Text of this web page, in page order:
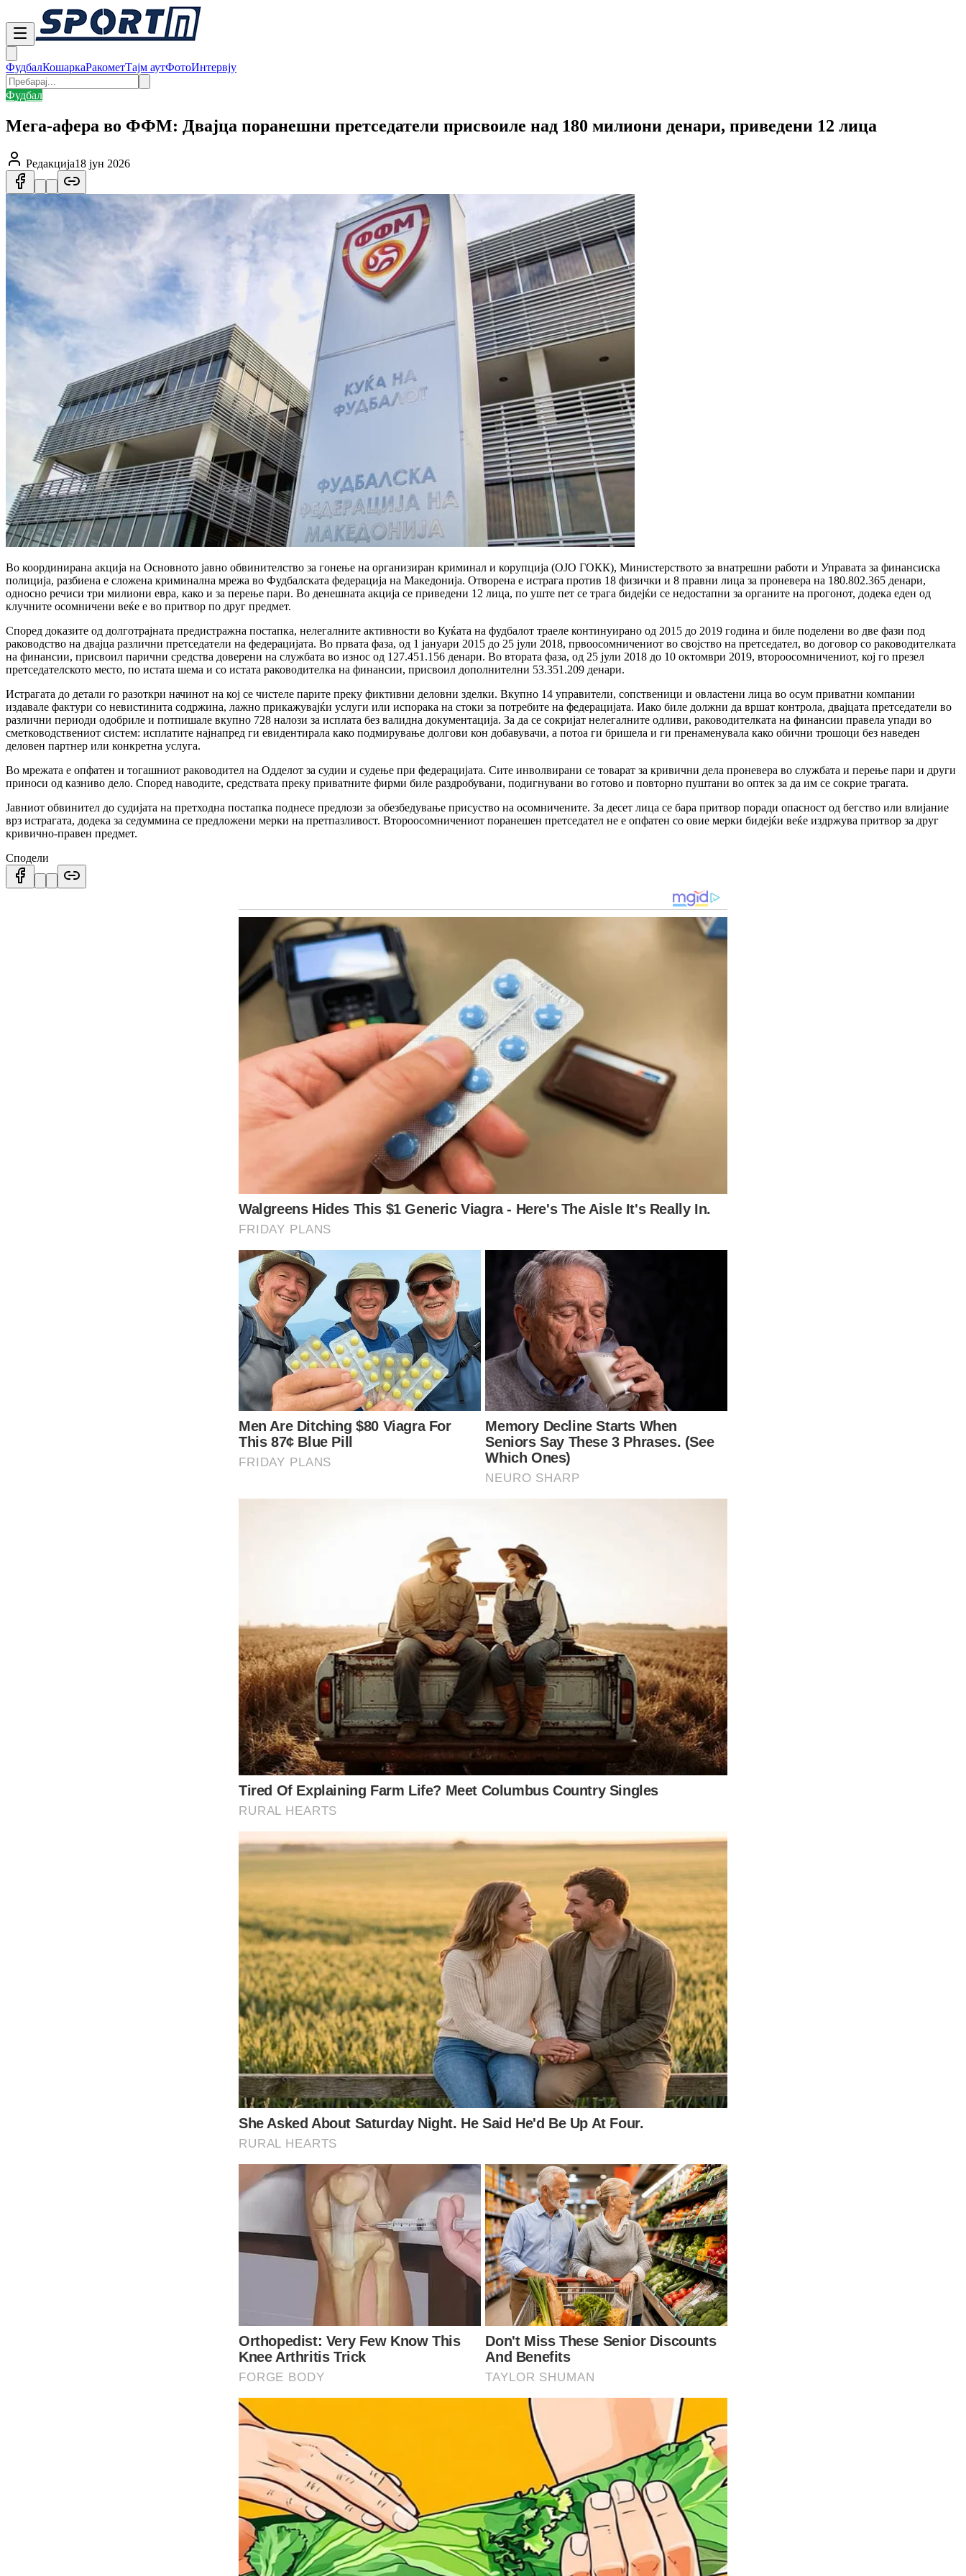
ФудбалКошаркаРакометТајм аутФотоИнтервју
Фудбал
Мега-афера во ФФМ: Двајца поранешни претседатели присвоиле над 180 милиони денари, приведени 12 лица
Редакција18 јун 2026
Во координирана акција на Основното јавно обвинителство за гонење на организиран криминал и корупција (ОЈО ГОКК), Министерството за внатрешни работи и Управата за финансиска
полиција, разбиена е сложена криминална мрежа во Фудбалската федерација на Македонија. Отворена е истрага против 18 физички и 8 правни лица за проневера на 180.802.365 денари,
односно речиси три милиони евра, како и за перење пари. Во денешната акција се приведени 12 лица, по уште пет се трага бидејќи се недостапни за органите на прогонот, додека еден од
клучните осомничени веќе е во притвор по друг предмет.
Според доказите од долготрајната предистражна постапка, нелегалните активности во Куќата на фудбалот траеле континуирано од 2015 до 2019 година и биле поделени во две фази под
раководство на двајца различни претседатели на федерацијата. Во првата фаза, од 1 јануари 2015 до 25 јули 2018, првоосомничениот во својство на претседател, во договор со раководителката
на финансии, присвоил парични средства доверени на службата во износ од 127.451.156 денари. Во втората фаза, од 25 јули 2018 до 10 октомври 2019, второосомничениот, кој го презел
претседателското место, по истата шема и со истата раководителка на финансии, присвоил дополнителни 53.351.209 денари.
Истрагата до детали го разоткри начинот на кој се чистеле парите преку фиктивни деловни зделки. Вкупно 14 управители, сопственици и овластени лица во осум приватни компании
издавале фактури со невистинита содржина, лажно прикажувајќи услуги или испорака на стоки за потребите на федерацијата. Иако биле должни да вршат контрола, двајцата претседатели во
различни периоди одобриле и потпишале вкупно 728 налози за исплата без валидна документација. За да се сокријат нелегалните одливи, раководителката на финансии правела упади во
сметководствениот систем: исплатите најнапред ги евидентирала како подмирување долгови кон добавувачи, а потоа ги бришела и ги пренаменувала како обични трошоци без наведен
деловен партнер или конкретна услуга.
Во мрежата е опфатен и тогашниот раководител на Одделот за судии и судење при федерацијата. Сите инволвирани се товарат за кривични дела проневера во службата и перење пари и други
приноси од казниво дело. Според наводите, средствата преку приватните фирми биле раздробувани, подигнувани во готово и повторно пуштани во оптек за да им се сокрие трагата.
Јавниот обвинител до судијата на претходна постапка поднесе предлози за обезбедување присуство на осомничените. За десет лица се бара притвор поради опасност од бегство или влијание
врз истрагата, додека за седуммина се предложени мерки на претпазливост. Второосомничениот поранешен претседател не е опфатен со овие мерки бидејќи веќе издржува притвор за друг
кривично-правен предмет.
Сподели